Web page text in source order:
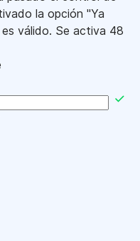
la opción "Ya
válido. Se activa 48